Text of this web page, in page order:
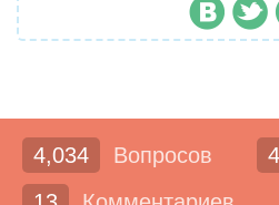
4,034 Вопросов